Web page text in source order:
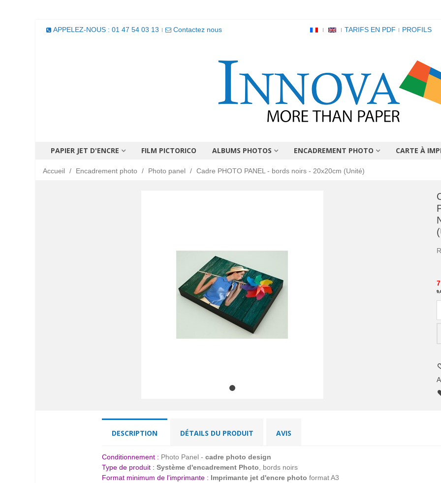
APPELEZ-NOUS : 01 47 54 03 13 Contactez nous TARIFS EN PDF PROFILS
PAPIER JET D'ENCRE FILM PICTORICO ALBUMS PHOTOS ENCADREMENT PHOTO CARTE À
Accueil / Encadrement photo / Photo panel / Cadre PHOTO PANEL - bords noirs - 20x20cm (Unité)
DESCRIPTION DÉTAILS DU PRODUIT AVIS
Conditionnement : Photo Panel - cadre photo design
Type de produit : Système d'encadrement Photo , bords noirs
Format minimum de l'imprimante : Imprimante jet d'encre photo format A3